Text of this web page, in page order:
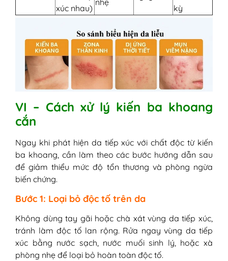
xúc nhau)
nhẹ
kỳ
VI – Cách xử lý kiến ba khoang
cắn
Ngay khi phát hiện da tiếp xúc với chất độc từ kiến
ba khoang, cần làm theo các bước hướng dẫn sau
để giảm thiểu mức độ tổn thương và phòng ngừa
biến chứng.
Bước 1: Loại bỏ độc tố trên da
Không dùng tay gãi hoặc chà xát vùng da tiếp xúc,
tránh làm độc tố lan rộng. Rửa ngay vùng da tiếp
xúc bằng nước sạch, nước muối sinh lý, hoặc xà
phòng nhẹ để loại bỏ hoàn toàn độc tố.